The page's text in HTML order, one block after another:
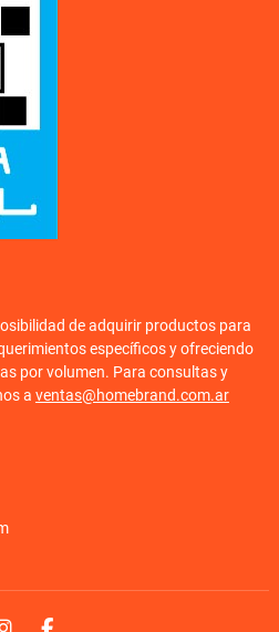
de adquirir productos para
específicos y ofreciendo
por volumen. Para consultas y
a ventas@homebrand.com.ar
Instagram
Facebook